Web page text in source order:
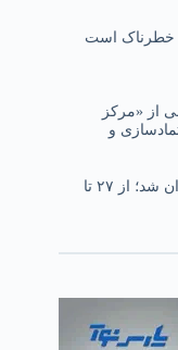
خطرناک است
از «مرکز
و
چند قلم داروی دیگر هم گران شد؛ از ۲۷ تا